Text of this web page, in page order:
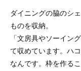
ダイニングの脇のシ
ものを収納。
「文房具やソーイン
て収めています。ハ
なんです。枠を作る